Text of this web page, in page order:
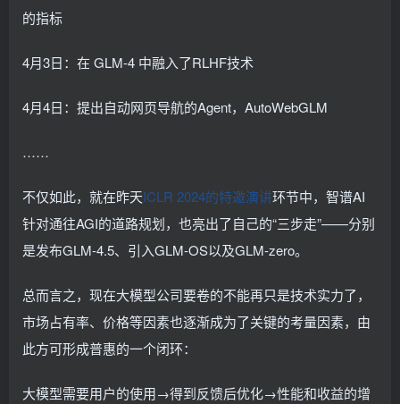
的指标
4月3日：在 GLM-4 中融入了RLHF技术
4月4日：提出自动网页导航的Agent，AutoWebGLM
……
不仅如此，就在昨天ICLR 2024的特邀演讲环节中，智谱AI
针对通往AGI的道路规划，也亮出了自己的“三步走”——分别
是发布GLM-4.5、引入GLM-OS以及GLM-zero。
总而言之，现在大模型公司要卷的不能再只是技术实力了，
市场占有率、价格等因素也逐渐成为了关键的考量因素，由
此方可形成普惠的一个闭环：
大模型需要用户的使用→得到反馈后优化→性能和收益的增